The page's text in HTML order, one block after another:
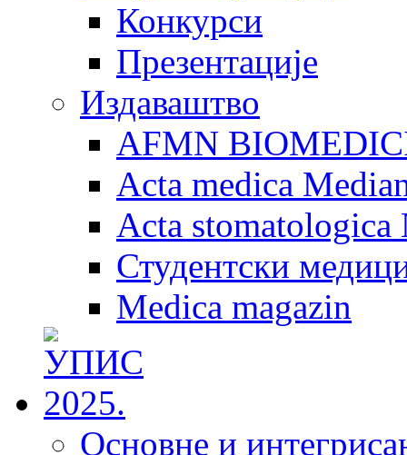
Конкурси
Презентације
Издаваштво
AFMN
Acta medica
Acta stomatologica
Студентски
Medica magazin
Основне и